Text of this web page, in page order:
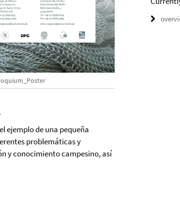
ejemplo de una pequeña
problemáticas y
y conocimiento campesino, así